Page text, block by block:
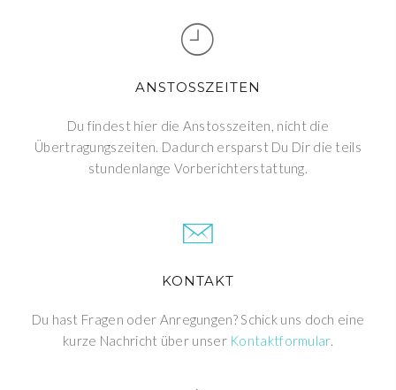
ANSTOSSZEITEN
Du findest hier die Anstosszeiten, nicht die
Übertragungszeiten. Dadurch ersparst Du Dir die teils
stundenlange Vorberichterstattung.
KONTAKT
Du hast Fragen oder Anregungen? Schick uns doch eine
kurze Nachricht über unser Kontaktformular.